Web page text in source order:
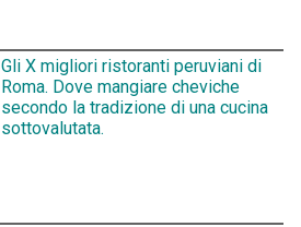
Gli X migliori ristoranti peruviani di
Roma. Dove mangiare cheviche
secondo la tradizione di una cucina
sottovalutata.